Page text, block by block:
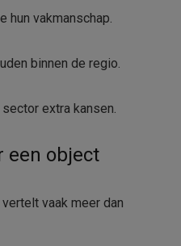
hun vakmanschap.
binnen de regio.
extra kansen.
een object
vaak meer dan